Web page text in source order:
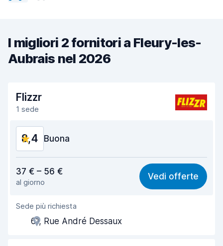
I migliori 2 fornitori a Fleury-les-
Aubrais nel 2026
Flizzr
1 sede
8,4 Buona
7,8
Facile da trovare 8,2
Gentilezza degli agenti
Rapidità del ritiro
37 € – 56 €
al giorno
Vedi offerte
Sede più richiesta
61, Rue André Dessaux